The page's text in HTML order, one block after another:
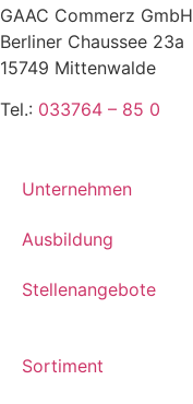
GAAC Commerz GmbH
Berliner Chaussee 23a
15749 Mittenwalde
Tel.: 033764 – 85 0
Unternehmen
Ausbildung
Stellenangebote
Sortiment